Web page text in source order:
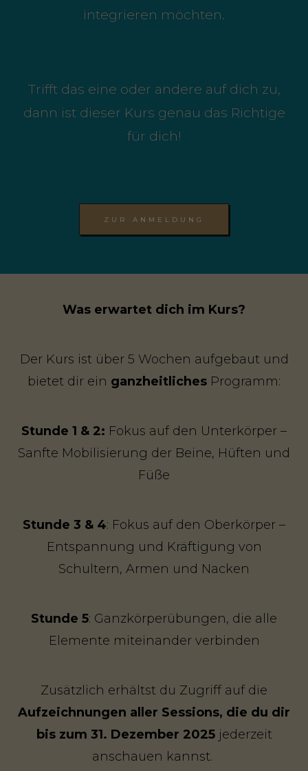
integrieren möchten.
Trifft das eine oder andere auf dich zu,
dann ist dieser Kurs genau das Richtige
für dich!
ZUR ANMELDUNG
Was erwartet dich im Kurs?
Der Kurs ist über 5 Wochen aufgebaut und
bietet dir ein ganzheitliches Programm:
Stunde 1 & 2: Fokus auf den Unterkörper –
Sanfte Mobilisierung der Beine, Hüften und
Füße
Stunde 3 & 4: Fokus auf den Oberkörper –
Entspannung und Kräftigung von
Schultern, Armen und Nacken
Stunde 5: Ganzkörperübungen, die alle
Elemente miteinander verbinden
Zusätzlich erhältst du Zugriff auf die
Aufzeichnungen aller Sessions, die du dir
bis zum 31. Dezember 2025jederzeit
anschauen kannst.